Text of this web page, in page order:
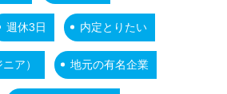
週休3日 内定とりたい
ア） 地元の有名企業